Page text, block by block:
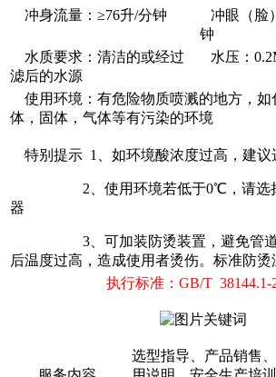
冲身流量：≥76升/分钟
冲眼（脸
钟
水质要求：清洁的或经过
滤后的水源
水压：
使用环境：有危险物质喷溅的地方，如
体，固体，气体等有污染的环境
特别提示 1、如环境酸浓度过高，建议
2、使用环境若低于0℃，请选择
器
3、可加装防烫装置，避免管道
后温度过高，造成使用者烫伤。标准防
执行标准：GB/T 38144.1-
选型指导、产品销售